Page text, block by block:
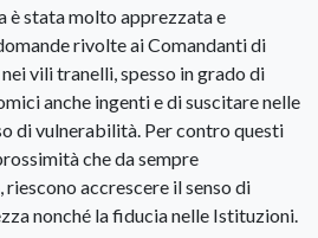
è stata molto apprezzata e
rivolte ai Comandanti di
vili tranelli, spesso in grado di
anche ingenti e di suscitare nelle
di vulnerabilità. Per contro questi
che da sempre
accrescere il senso di
nonché la fiducia nelle Istituzioni.